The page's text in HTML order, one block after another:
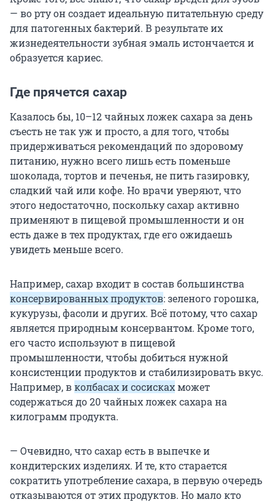
— во рту он создает идеальную питательную среду
для патогенных бактерий. В результате их
жизнедеятельности зубная эмаль истончается и
образуется кариес.
Где прячется сахар
Казалось бы, 10–12 чайных ложек сахара за день
съесть не так уж и просто, а для того, чтобы
придерживаться рекомендаций по здоровому
питанию, нужно всего лишь есть поменьше
шоколада, тортов и печенья, не пить газировку,
сладкий чай или кофе. Но врачи уверяют, что
этого недостаточно, поскольку сахар активно
применяют в пищевой промышленности и он
есть даже в тех продуктах, где его ожидаешь
увидеть меньше всего.
Например, сахар входит в состав большинства
консервированных продуктов: зеленого горошка,
кукурузы, фасоли и других. Всё потому, что сахар
является природным консервантом. Кроме того,
его часто используют в пищевой
промышленности, чтобы добиться нужной
консистенции продуктов и стабилизировать вкус.
Например, вколбасах и сосискахможет
содержаться до 20 чайных ложек сахара на
килограмм продукта.
— Очевидно, что сахар есть в выпечке и
кондитерских изделиях. И те, кто старается
сократить употребление сахара, в первую очередь
отказываются от этих продуктов. Но мало кто